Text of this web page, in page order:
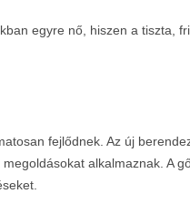
egyre nő, hiszen a tiszta,
fejlődnek. Az új
alkalmaznak. A